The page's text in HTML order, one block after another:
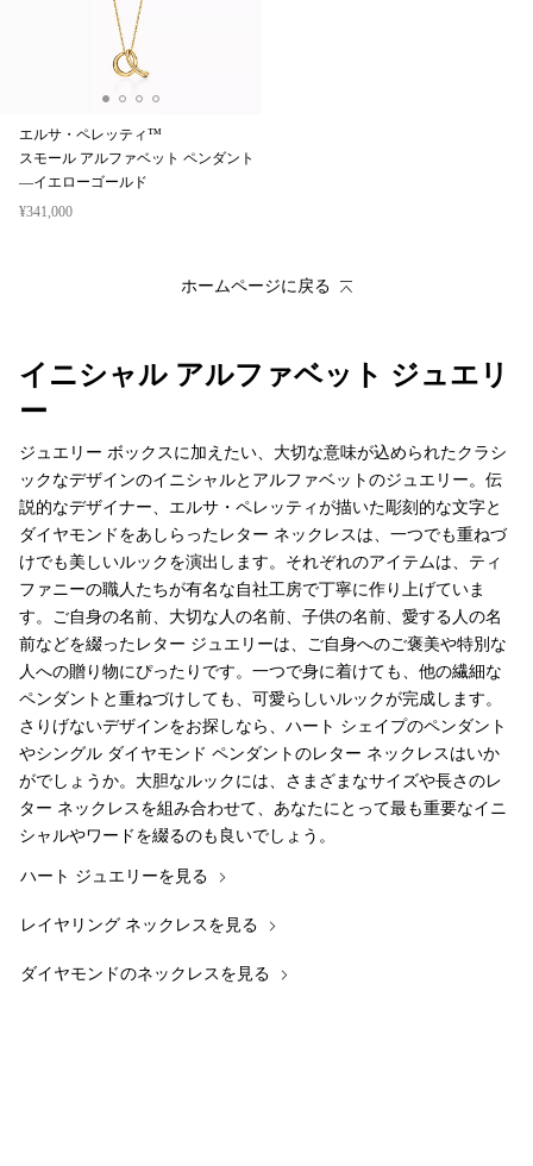
エルサ・ペレッティ™
スモール アルファベット ペンダント
—イエローゴールド
¥341,000
ホームページに戻る
イニシャル アルファベット ジュエリ
ー
ジュエリー ボックスに加えたい、大切な意味が込められたクラシ
ックなデザインのイニシャルとアルファベットのジュエリー。伝
説的なデザイナー、エルサ・ペレッティが描いた彫刻的な文字と
ダイヤモンドをあしらったレター ネックレスは、一つでも重ねづ
けでも美しいルックを演出します。それぞれのアイテムは、ティ
ファニーの職人たちが有名な自社工房で丁寧に作り上げていま
す。ご自身の名前、大切な人の名前、子供の名前、愛する人の名
前などを綴ったレター ジュエリーは、ご自身へのご褒美や特別な
人への贈り物にぴったりです。一つで身に着けても、他の繊細な
ペンダントと重ねづけしても、可愛らしいルックが完成します。
さりげないデザインをお探しなら、ハート シェイプのペンダント
やシングル ダイヤモンド ペンダントのレター ネックレスはいか
がでしょうか。大胆なルックには、さまざまなサイズや長さのレ
ター ネックレスを組み合わせて、あなたにとって最も重要なイニ
シャルやワードを綴るのも良いでしょう。
ハート ジュエリーを見る
レイヤリング ネックレスを見る
ダイヤモンドのネックレスを見る